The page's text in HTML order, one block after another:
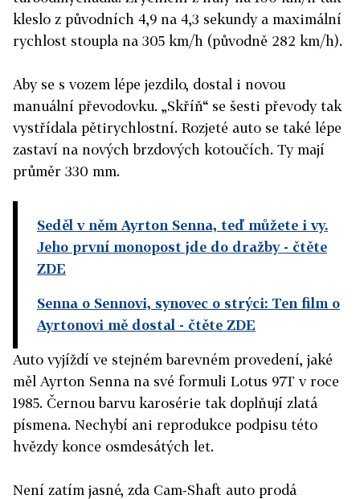
kleslo z původních 4,9 na 4,3 sekundy a maximální
rychlost stoupla na 305 km/h (původně 282 km/h).
Aby se s vozem lépe jezdilo, dostal i novou
manuální převodovku. „Skříň“ se šesti převody tak
vystřídala pětirychlostní. Rozjeté auto se také lépe
zastaví na nových brzdových kotoučích. Ty mají
průměr 330 mm.
Seděl v něm Ayrton Senna, teď můžete i vy.
Jeho první monopost jde do dražby- čtěte
ZDE
Senna o Sennovi, synovec o strýci: Ten film o
Ayrtonovi mě dostal - čtěte ZDE
Auto vyjíždí ve stejném barevném provedení, jaké
měl Ayrton Senna na své formuli Lotus 97T v roce
1985. Černou barvu karosérie tak doplňují zlatá
písmena. Nechybí ani reprodukce podpisu této
hvězdy konce osmdesátých let.
Není zatím jasné, zda Cam-Shaft auto prodá